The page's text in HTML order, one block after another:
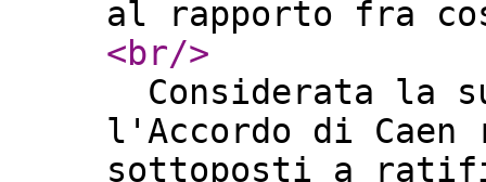
al rapporto fra
<br/>
Considerata la
l'Accordo di
sottoposti a